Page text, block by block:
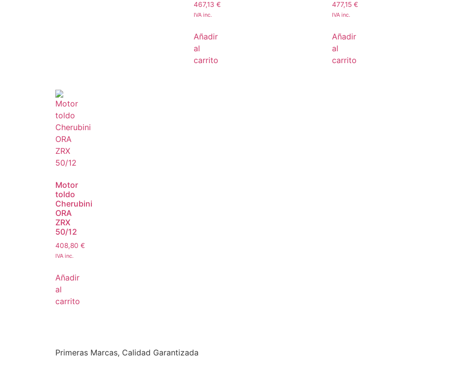
467,13 €
IVA inc.
Añadir
al
carrito
477,15 €
IVA inc.
Añadir
al
carrito
Motor
toldo
Cherubini
ORA
ZRX
50/12
408,80 €
IVA inc.
Añadir
al
carrito
Primeras Marcas, Calidad Garantizada